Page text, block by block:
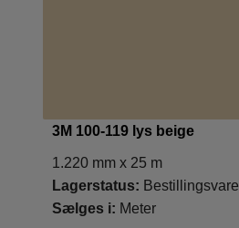
3M 100-119 lys beige
1.220 mm x 25 m
Lagerstatus: Bestillingsvare
Sælges i: Meter